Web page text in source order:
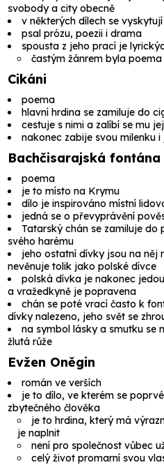
svobody a city obecně
v některých dílech se
psal prózu, poezii i drama
spousta z jeho prací je
častým žánrem byla poema
Cikáni
poema
hlavní hrdina se zamiluje do
cestuje s nimi a zalíbí se mu
nakonec zabije svou milenku
Bachčisarajská fontána
poema
je to místo na Krymu
dílo je inspirováno místní
jedná se o převyprávění
Tatarský chán se zamiluje do
svého harému
jeho ostatní dívky jsou na něj
nevěnuje tolik jako polské dívce
polská dívka je nakonec
a vražedkyně je popravena
chán se poté vrací často k
dívky nalezeno, jeho svět se
na symbol lásky a smutku se
žlutá růže
Evžen Oněgin
román ve verších
je to dílo, ve kterém se
zbytečného člověka
je to hrdina, který má
je naplnit
není pro společnost vůbec
celý život promarní svou